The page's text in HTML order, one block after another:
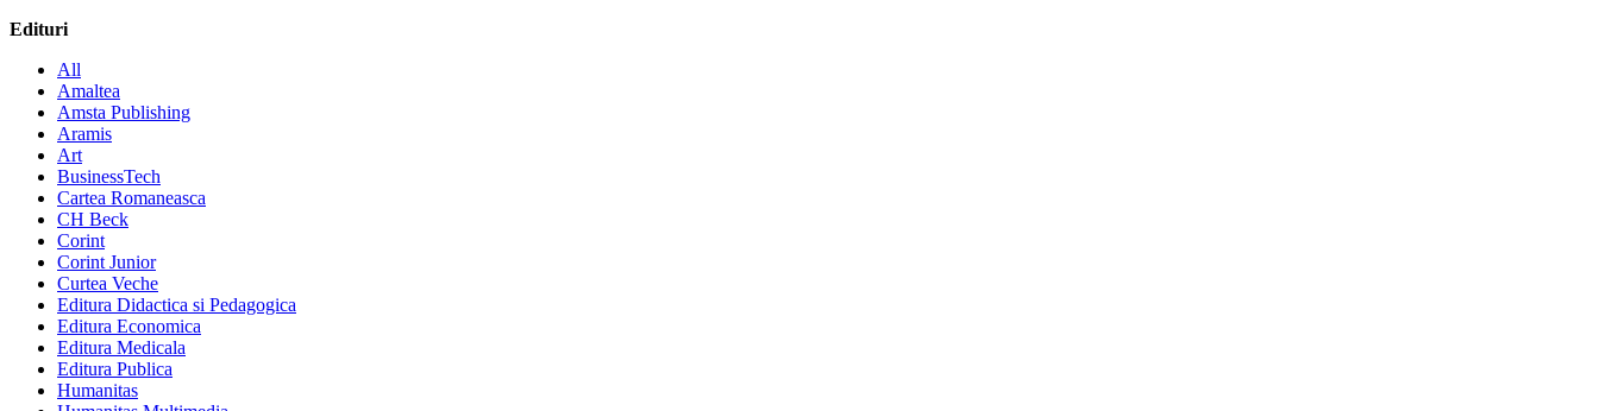
Edituri
All
Amaltea
Amsta Publishing
Aramis
Art
BusinessTech
Cartea Romaneasca
CH Beck
Corint
Corint Junior
Curtea Veche
Editura Didactica si Pedagogica
Editura Economica
Editura Medicala
Editura Publica
Humanitas